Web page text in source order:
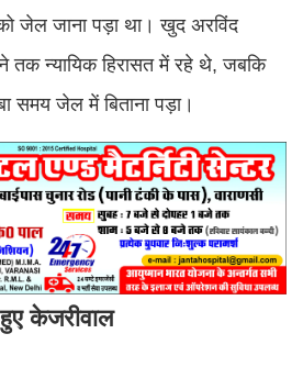
जेल जाना पड़ा था। खुद अरविंद
तक न्यायिक हिरासत में रहे थे, जबकि
समय जेल में बिताना पड़ा।
केजरीवाल